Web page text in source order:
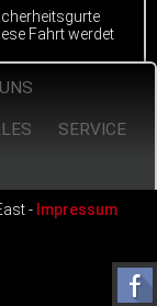
Fahrt werdet
SERVICE
- Impressum